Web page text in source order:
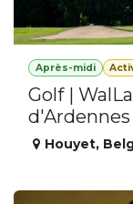
Après-midi
Golf |
d'Ardennes
Houyet,